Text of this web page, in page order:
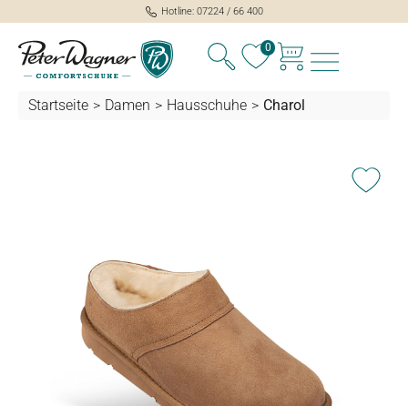
springen
Hotline: 07224 / 66 400
0
Startseite > Damen > Hausschuhe > Charol